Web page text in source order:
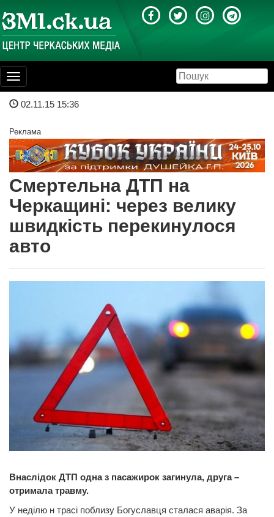
Toggle
navigation
02.11.15 15:36
Реклама
Смертельна ДТП на
Черкащині: через велику
швидкість перекинулося
авто
Внаслідок ДТП одна з пасажирок загинула, друга –
отримала травму.
У неділю н трасі поблизу Богуславця сталася аварія. За